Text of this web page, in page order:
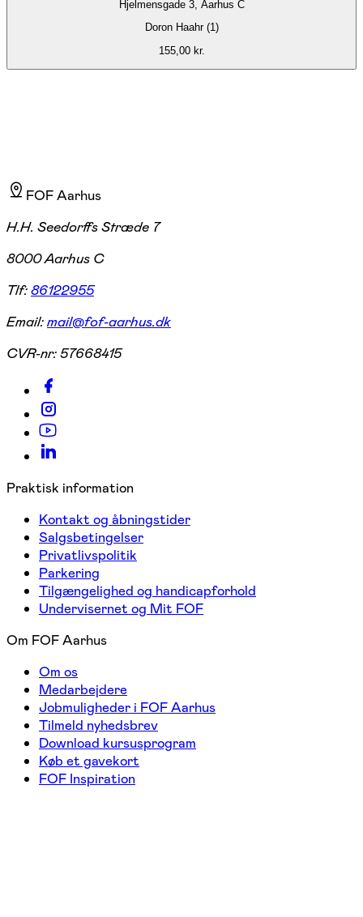
Hjelmensgade 3, Aarhus C
Doron Haahr (1)
155,00 kr.
FOF Aarhus
H.H. Seedorffs Stræde 7
8000 Aarhus C
Tlf:86122955
Email:mail@fof-aarhus.dk
CVR-nr:57668415
Praktisk information
Kontakt og åbningstider
Salgsbetingelser
Privatlivspolitik
Parkering
Tilgængelighed og handicapforhold
Undervisernet og Mit FOF
Om FOF Aarhus
Om os
Medarbejdere
Jobmuligheder i FOF Aarhus
Tilmeld nyhedsbrev
Download kursusprogram
Køb et gavekort
FOF Inspiration